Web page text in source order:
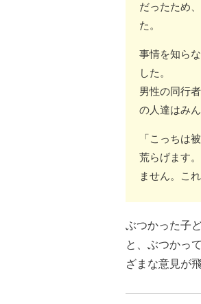
だったため
た。
事情を知ら
した。
男性の同行
の人達はみ
「こっちは
荒らげます
ません。こ
ぶつかった子
と、ぶつかっ
ざまな意見が